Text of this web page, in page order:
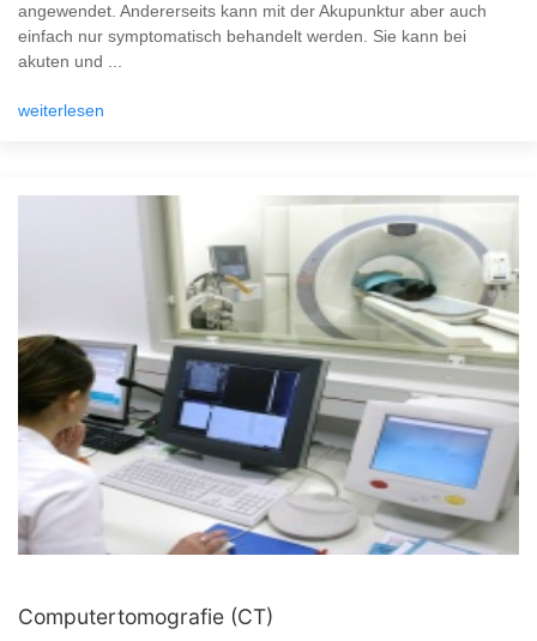
angewendet. Andererseits kann mit der Akupunktur aber auch
einfach nur symptomatisch behandelt werden. Sie kann bei
akuten und ...
weiterlesen
Computertomografie (CT)